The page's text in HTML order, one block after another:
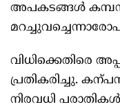
അപകടങ്ങൾ
വിധിക്കെതിരെ
പ്രതികരിച്ചു.
നിരവധി